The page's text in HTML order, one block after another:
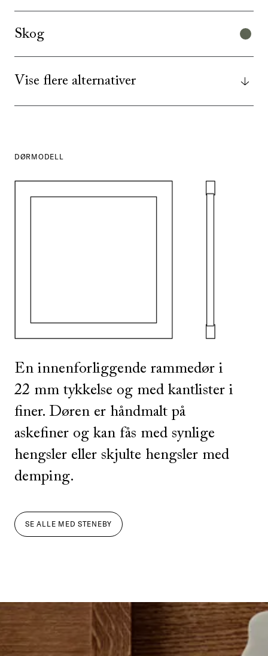
Skog
Vise flere alternativer
DØRMODELL
En innenforliggende rammedør i
22 mm tykkelse og med kantlister i
finer. Døren er håndmalt på
askefiner og kan fås med synlige
hengsler eller skjulte hengsler med
demping.
SE ALLE MED STENEBY